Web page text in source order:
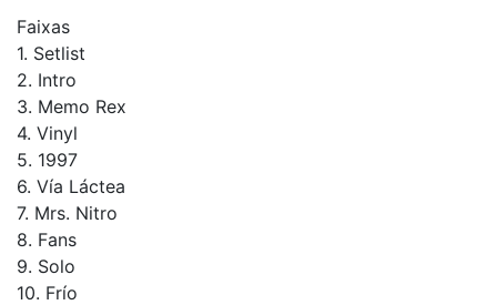
Faixas
1. Setlist
2. Intro
3. Memo Rex
4. Vinyl
5. 1997
6. Vía Láctea
7. Mrs. Nitro
8. Fans
9. Solo
10. Frío